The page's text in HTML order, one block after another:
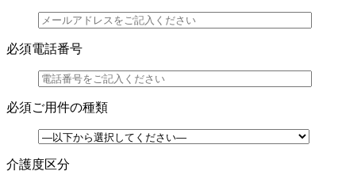
必須電話番号
必須ご用件の種類
介護度区分